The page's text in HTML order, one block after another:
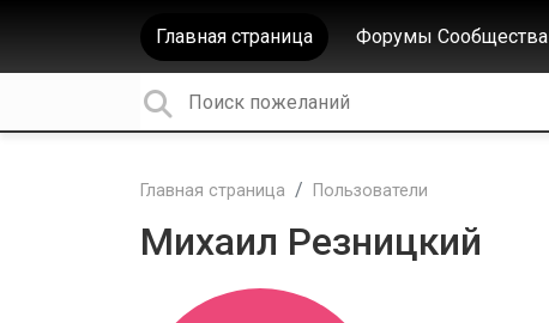
Главная страница Форумы Сообщества
Главная страница Пользователи
Михаил Резницкий